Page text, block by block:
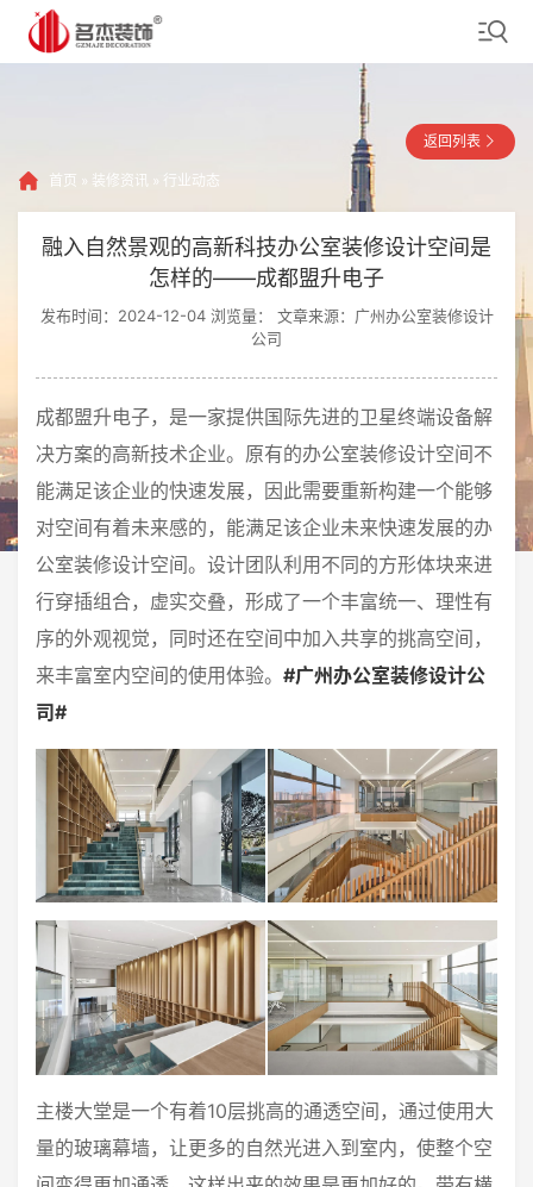
首页 » 装修资讯 » 行业动态
返回列表
融入自然景观的高新科技办公室装修设计空间是
怎样的——成都盟升电子
发布时间：2024-12-04 浏览量：
文章来源：广州办公室装修设计
公司
成都盟升电子，是一家提供国际先进的卫星终端设备解
决方案的高新技术企业。原有的办公室装修设计空间不
能满足该企业的快速发展，因此需要重新构建一个能够
对空间有着未来感的，能满足该企业未来快速发展的办
公室装修设计空间。设计团队利用不同的方形体块来进
行穿插组合，虚实交叠，形成了一个丰富统一、理性有
序的外观视觉，同时还在空间中加入共享的挑高空间，
来丰富室内空间的使用体验。 #广州办公室装修设计公
司#
主楼大堂是一个有着10层挑高的通透空间，通过使用大
量的玻璃幕墙，让更多的自然光进入到室内，使整个空